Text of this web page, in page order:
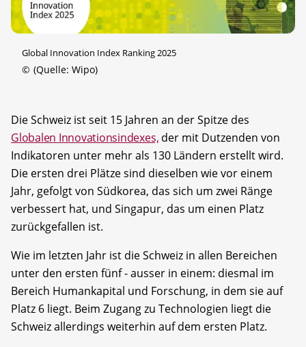
Global Innovation Index Ranking 2025
© (Quelle: Wipo)
Die Schweiz ist seit 15 Jahren an der Spitze des
Globalen Innovationsindexes, der mit Dutzenden von
Indikatoren unter mehr als 130 Ländern erstellt wird.
Die ersten drei Plätze sind dieselben wie vor einem
Jahr, gefolgt von Südkorea, das sich um zwei Ränge
verbessert hat, und Singapur, das um einen Platz
zurückgefallen ist.
Wie im letzten Jahr ist die Schweiz in allen Bereichen
unter den ersten fünf - ausser in einem: diesmal im
Bereich Humankapital und Forschung, in dem sie auf
Platz 6 liegt. Beim Zugang zu Technologien liegt die
Schweiz allerdings weiterhin auf dem ersten Platz.